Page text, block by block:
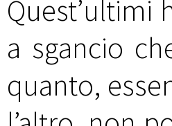
Quest’ultimi
a sgancio
quanto,